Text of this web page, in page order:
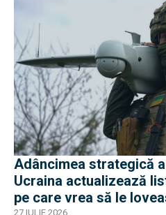
Adâncimea strategică
Ucraina actualizează
pe care vrea să le
27 IULIE 2026